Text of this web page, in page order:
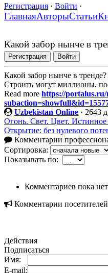
Регистрация · Войти ·
ГлавнаяАвторыСтатьи
Какой забор нынче в
Регистрация Войти
Какой забор нынче в
Строить могут миллионы,
Read more https://portalus.ru/
Uzbekistan Online · 2643
Огонь. Свет. Цвет.
Открытие: без нулевого
Комментарии
Сортировка:
Показывать по:
Комментариев пока нет
Комментарии
Действия
Подписаться
Имя:
E-mail: